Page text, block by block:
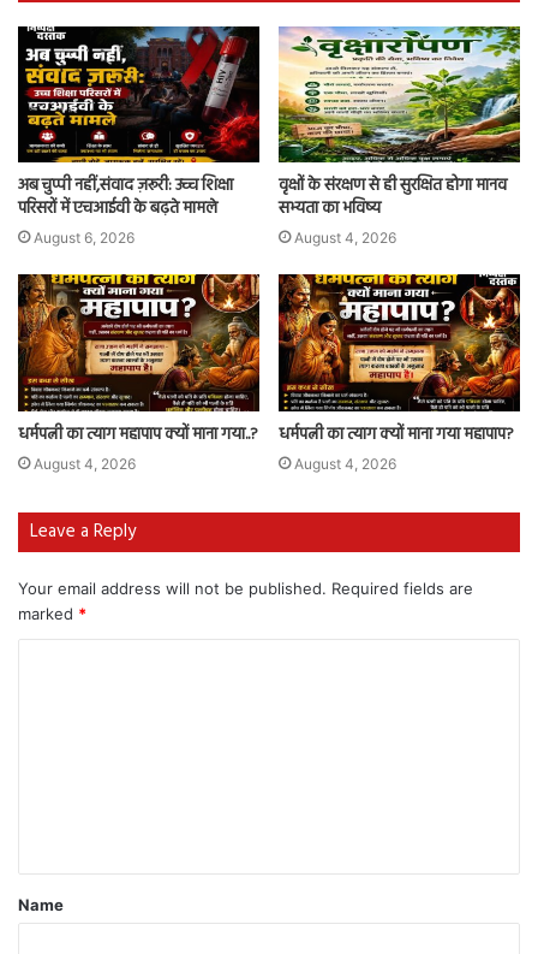
अब चुप्पी नहीं,संवाद ज़रूरी: उच्च शिक्षा
परिसरों में एचआईवी के बढ़ते मामले
August 6, 2026
वृक्षों के संरक्षण से ही सुरक्षित होगा मानव
सभ्यता का भविष्य
August 4, 2026
धर्मपत्नी का त्याग महापाप क्यों माना गया..?
August 4, 2026
धर्मपत्नी का त्याग क्यों माना गया महापाप?
August 4, 2026
Leave a Reply
Your email address will not be published. Required fields are
marked *
Name